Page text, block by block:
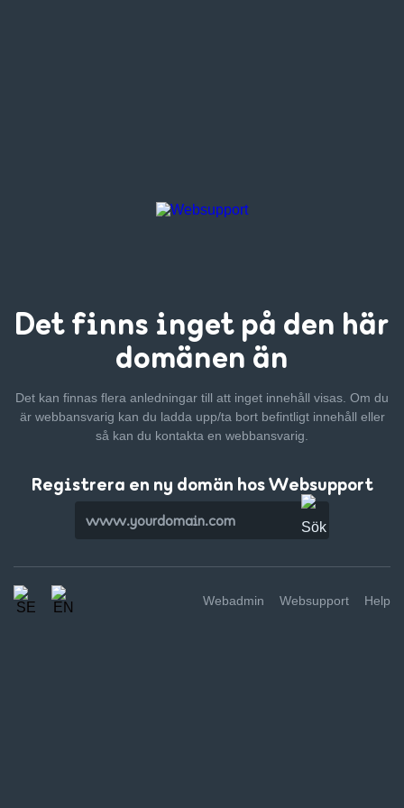
Det finns inget på den här
domänen än
Det kan finnas flera anledningar till att inget innehåll visas. Om du
är webbansvarig kan du ladda upp/ta bort befintligt innehåll eller
så kan du kontakta en webbansvarig.
Registrera en ny domän hos Websupport
Webadmin Websupport Help